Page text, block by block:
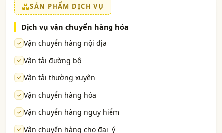
SẢN PHẨM DỊCH VỤ
Dịch vụ vận chuyển hàng hóa
Vận chuyển hàng nội địa
Vận tải đường bộ
Vận tải thường xuyên
Vận chuyển hàng hóa
Vận chuyển hàng nguy hiểm
Vận chuyển hàng cho đại lý